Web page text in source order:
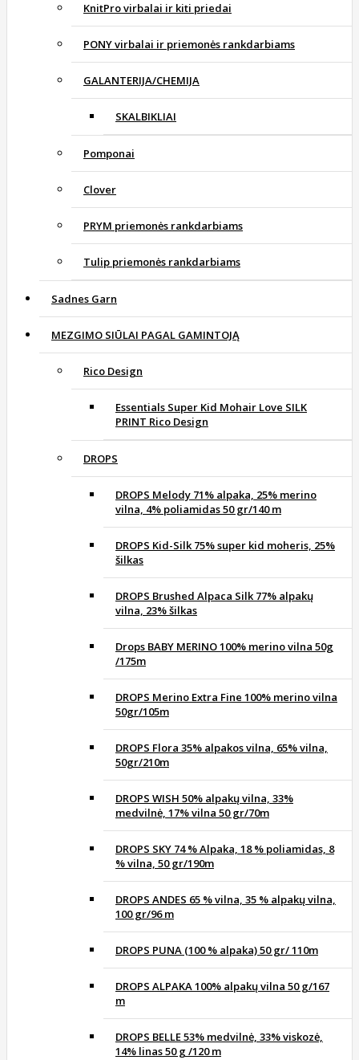
KnitPro virbalai ir kiti priedai
PONY virbalai ir priemonės rankdarbiams
GALANTERIJA/CHEMIJA
SKALBIKLIAI
Pomponai
Clover
PRYM priemonės rankdarbiams
Tulip priemonės rankdarbiams
Sadnes Garn
MEZGIMO SIŪLAI PAGAL GAMINTOJĄ
Rico Design
Essentials Super Kid Mohair Love SILK
PRINT Rico Design
DROPS
DROPS Melody 71% alpaka, 25% merino
vilna, 4% poliamidas 50 gr/140 m
DROPS Kid-Silk 75% super kid moheris, 25%
šilkas
DROPS Brushed Alpaca Silk 77% alpakų
vilna, 23% šilkas
Drops BABY MERINO 100% merino vilna 50g
/175m
DROPS Merino Extra Fine 100% merino vilna
50gr/105m
DROPS Flora 35% alpakos vilna, 65% vilna,
50gr/210m
DROPS WISH 50% alpakų vilna, 33%
medvilnė, 17% vilna 50 gr/70m
DROPS SKY 74 % Alpaka, 18 % poliamidas, 8
% vilna, 50 gr/190m
DROPS ANDES 65 % vilna, 35 % alpakų vilna,
100 gr/96 m
DROPS PUNA (100 % alpaka) 50 gr/ 110m
DROPS ALPAKA 100% alpakų vilna 50 g/167
m
DROPS BELLE 53% medvilnė, 33% viskozė,
14% linas 50 g /120 m